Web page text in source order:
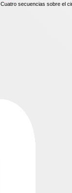
Cuatro secuencias sobre el